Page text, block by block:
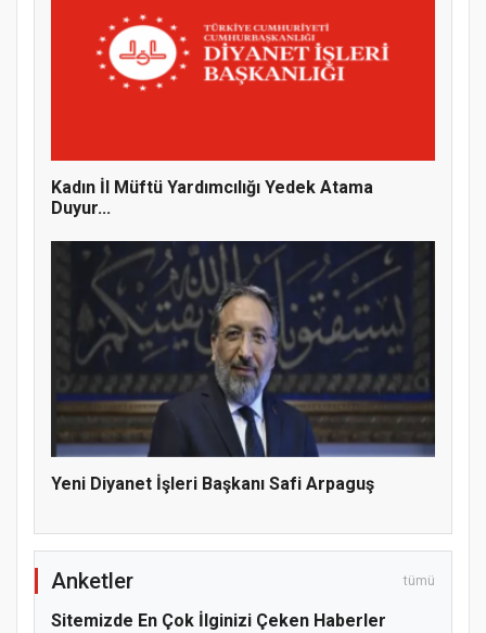
Hz. Peygamber ve Gençlik Konferansı
Kadın İl Müftü Yardımcılığı Yedek Atama
Duyur...
Yeni Diyanet İşleri Başkanı Safi Arpaguş
Anketler tümü
Sitemizde En Çok İlginizi Çeken Haberler